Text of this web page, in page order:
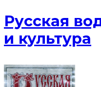
Русская
и культура